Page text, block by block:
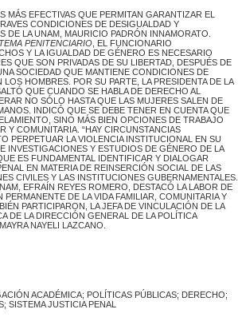
MÁS EFECTIVAS QUE PERMITAN GARANTIZAR EL
CONDICIONES DE DESIGUALDAD Y
DE LA UNAM, MAURICIO PADRÓN INNAMORATO.
PENITENCIARIO, EL FUNCIONARIO
Y LA IGUALDAD DE GÉNERO ES NECESARIO
QUE SON PRIVADAS DE SU LIBERTAD, DESPUÉS DE
SOCIEDAD QUE MANTIENE CONDICIONES DE
HOMBRES. POR SU PARTE, LA PRESIDENTA DE LA
QUE CUANDO SE HABLA DE DERECHO AL
NO SÓLO HASTA QUE LAS MUJERES SALEN DE
INDICÓ QUE SE DEBE TENER EN CUENTA QUE
SINO MÁS BIEN OPCIONES DE TRABAJO
Y COMUNITARIA. “HAY CIRCUNSTANCIAS
PERPETUAR LA VIOLENCIA INSTITUCIONAL EN SU
INVESTIGACIONES Y ESTUDIOS DE GÉNERO DE LA
ES FUNDAMENTAL IDENTIFICAR Y DIALOGAR
EN MATERIA DE REINSERCIÓN SOCIAL DE LAS
CIVILES Y LAS INSTITUCIONES GUBERNAMENTALES.
EFRAÍN REYES ROMERO, DESTACÓ LA LABOR DE
DE LA VIDA FAMILIAR, COMUNITARIA Y
PARTICIPARON, LA JEFA DE VINCULACIÓN DE LA
DE LA DIRECCIÓN GENERAL DE LA POLÍTICA
NAYELI LAZCANO.
ACADÉMICA; POLÍTICAS PÚBLICAS; DERECHO;
SISTEMA JUSTICIA PENAL